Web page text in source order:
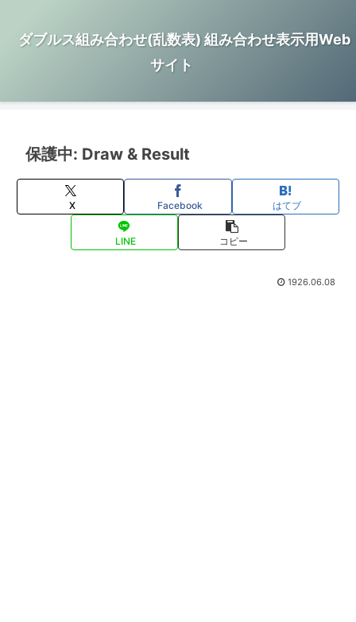
ダブルス組み合わせ(乱数表) 組み合わせ表示用Web
サイト
保護中: Draw & Result
X Facebook はてブ
LINE コピー
1926.06.08